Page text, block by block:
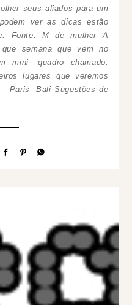
seus aliados para um
ver as dicas estão
Fonte: M de mulher A
semana que vem no
mini- quadro chamado:
lugares que veremos
- Paris -Bali Sugestões de